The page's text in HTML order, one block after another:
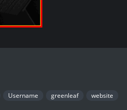
Username greenleaf
website